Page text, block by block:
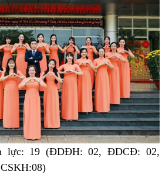
lực: 19 (ĐDĐH: 02, ĐDCĐ: 02,